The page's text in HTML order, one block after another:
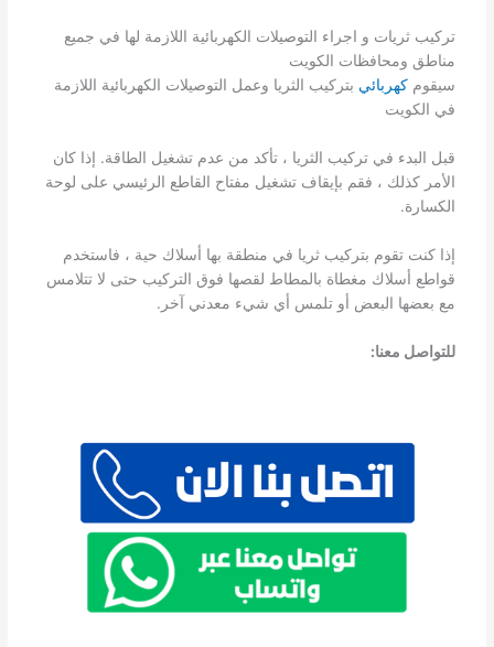
تركيب ثريات و اجراء التوصيلات الكهربائية اللازمة لها في جميع
مناطق ومحافظات الكويت
سيقوم كهربائي بتركيب الثريا وعمل التوصيلات الكهربائية اللازمة
في الكويت
قبل البدء في تركيب الثريا ، تأكد من عدم تشغيل الطاقة. إذا كان
الأمر كذلك ، فقم بإيقاف تشغيل مفتاح القاطع الرئيسي على لوحة
الكسارة.
إذا كنت تقوم بتركيب ثريا في منطقة بها أسلاك حية ، فاستخدم
قواطع أسلاك مغطاة بالمطاط لقصها فوق التركيب حتى لا تتلامس
مع بعضها البعض أو تلمس أي شيء معدني آخر.
للتواصل معنا: